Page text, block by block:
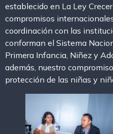
establecido en La Ley
compromisos
coordinación con las
conforman el Sistema
Primera Infancia, Niñez y
además, nuestro
protección de las niñas y